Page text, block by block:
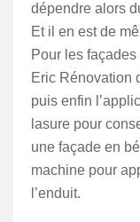
dépendre alors
Et il en est de
Pour les
Eric Rénovation
puis enfin
lasure pour
une façade en
machine pour
l’enduit.